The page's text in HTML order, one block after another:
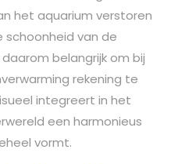
het aquarium verstoren
schoonheid van de
belangrijk om bij
rekening te
integreert in het
een harmonieus
vormt.